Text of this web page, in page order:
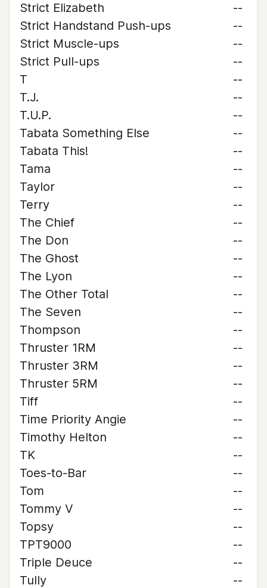
Strict Elizabeth
--
Strict Handstand Push-ups
--
Strict Muscle-ups
--
Strict Pull-ups
--
T
--
T.J.
--
T.U.P.
--
Tabata Something Else
--
Tabata This!
--
Tama
--
Taylor
--
Terry
--
The Chief
--
The Don
--
The Ghost
--
The Lyon
--
The Other Total
--
The Seven
--
Thompson
--
Thruster 1RM
--
Thruster 3RM
--
Thruster 5RM
--
Tiff
--
Time Priority Angie
--
Timothy Helton
--
TK
--
Toes-to-Bar
--
Tom
--
Tommy V
--
Topsy
--
TPT9000
--
Triple Deuce
--
Tully
--